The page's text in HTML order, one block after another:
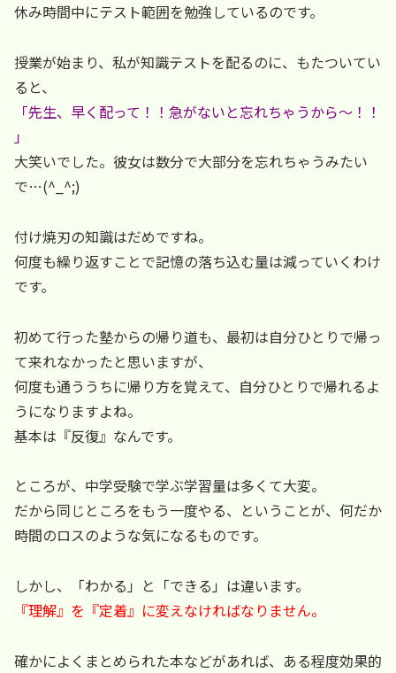
休み時間中にテスト範囲を勉強しているのです。
授業が始まり、私が知識テストを配るのに、もたついてい
ると、
「先生、早く配って！！急がないと忘れちゃうから～！！
」
大笑いでした。彼女は数分で大部分を忘れちゃうみたい
で…(^_^;)
付け焼刃の知識はだめですね。
何度も繰り返すことで記憶の落ち込む量は減っていくわけ
です。
初めて行った塾からの帰り道も、最初は自分ひとりで帰っ
て来れなかったと思いますが、
何度も通ううちに帰り方を覚えて、自分ひとりで帰れるよ
うになりますよね。
基本は『反復』なんです。
ところが、中学受験で学ぶ学習量は多くて大変。
だから同じところをもう一度やる、ということが、何だか
時間のロスのような気になるものです。
しかし、「わかる」と「できる」は違います。
『理解』を『定着』に変えなければなりません。
確かによくまとめられた本などがあれば、ある程度効果的